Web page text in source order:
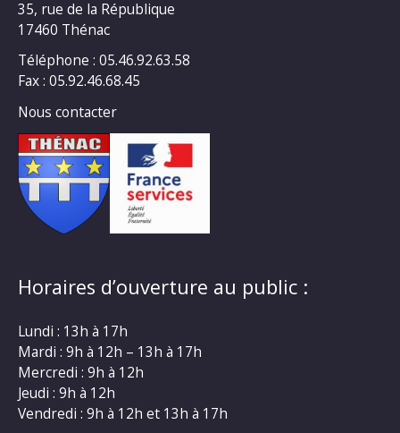
35, rue de la République
17460 Thénac
Téléphone : 05.46.92.63.58
Fax : 05.92.46.68.45
Nous contacter
Horaires d’ouverture au public :
Lundi : 13h à 17h
Mardi : 9h à 12h – 13h à 17h
Mercredi : 9h à 12h
Jeudi : 9h à 12h
Vendredi : 9h à 12h et 13h à 17h